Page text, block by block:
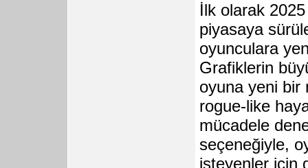
İlk olarak 2025
piyasaya
oyunculara
Grafiklerin
oyuna yeni
rogue-like
mücadele
seçeneğiyle,
isteyenler için